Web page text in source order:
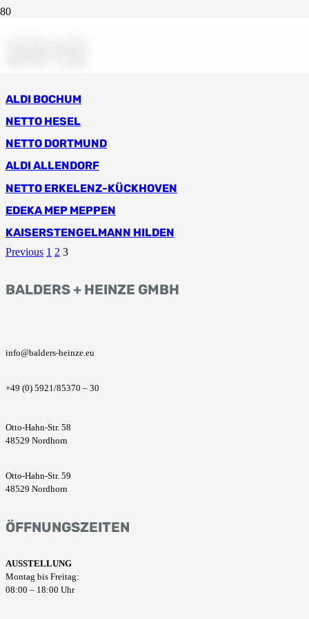
ALDI BOCHUM
NETTO HESEL
NETTO DORTMUND
ALDI ALLENDORF
NETTO ERKELENZ-KÜCKHOVEN
EDEKA MEP MEPPEN
KAISERSTENGELMANN HILDEN
Previous 1 2 3
BALDERS + HEINZE GMBH
info@balders-heinze.eu
+49 (0) 5921/85370 – 30
Otto-Hahn-Str. 58
48529 Nordhorn
Otto-Hahn-Str. 59
48529 Nordhorn
ÖFFNUNGSZEITEN
AUSSTELLUNG
Montag bis Freitag:
08:00 – 18:00 Uhr